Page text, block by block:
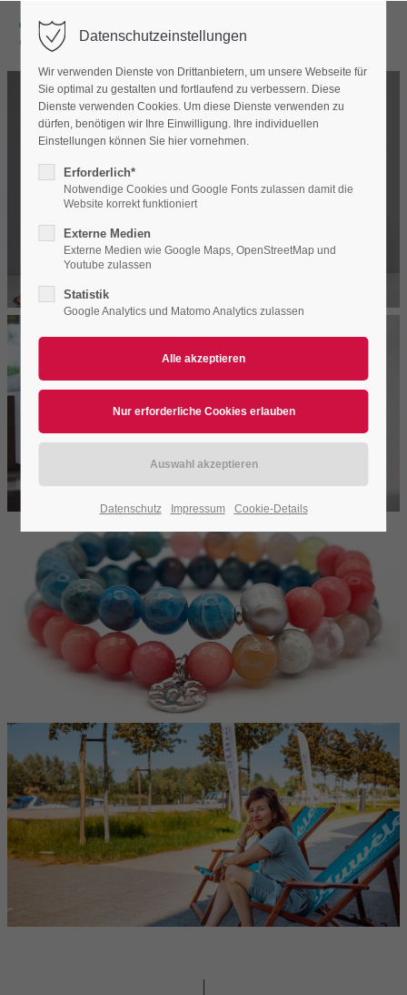
Datenschutzeinstellungen
Wir verwenden Dienste von Drittanbietern, um unsere Webseite für
Sie optimal zu gestalten und fortlaufend zu verbessern. Diese
Dienste verwenden Cookies. Um diese Dienste verwenden zu
dürfen, benötigen wir Ihre Einwilligung. Ihre individuellen
Einstellungen können Sie hier vornehmen.
Erforderlich*
Notwendige Cookies und Google Fonts zulassen damit die
Website korrekt funktioniert
Externe Medien
Externe Medien wie Google Maps, OpenStreetMap und
Youtube zulassen
Statistik
Google Analytics und Matomo Analytics zulassen
Datenschutz Impressum Cookie-Details